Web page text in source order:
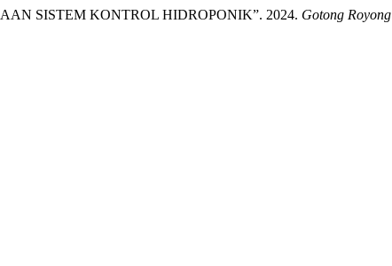
SISTEM KONTROL HIDROPONIK”. 2024. Gotong Royong